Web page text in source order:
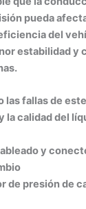
pueda
del
estabilidad y
las fallas de
la calidad del
y
de presión de